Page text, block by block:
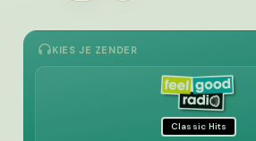
KIES JE ZENDER
Classic Hits